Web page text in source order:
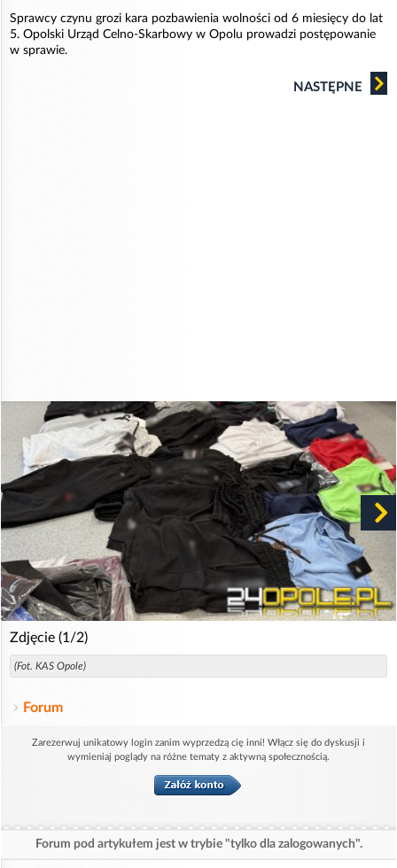
Sprawcy czynu grozi kara pozbawienia wolności od 6 miesięcy do lat
5. Opolski Urząd Celno-Skarbowy w Opolu prowadzi postępowanie
w sprawie.
NASTĘPNE
Zdjęcie (1/2)
(Fot. KAS Opole)
Forum
Zarezerwuj unikatowy login zanim wyprzedzą cię inni! Włącz się do dyskusji i
wymieniaj poglądy na różne tematy z aktywną społecznością.
Forum pod artykułem jest w trybie "tylko dla zalogowanych".